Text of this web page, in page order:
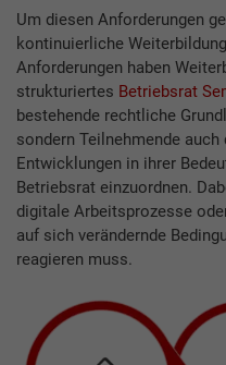
Um diesen Anforderungen
kontinuierliche
Anforderungen haben
strukturiertes Betriebsrat
bestehende rechtliche
sondern Teilnehmende
Entwicklungen in ihrer
Betriebsrat einzuordnen.
digitale Arbeitsprozesse
auf sich verändernde
reagieren muss.